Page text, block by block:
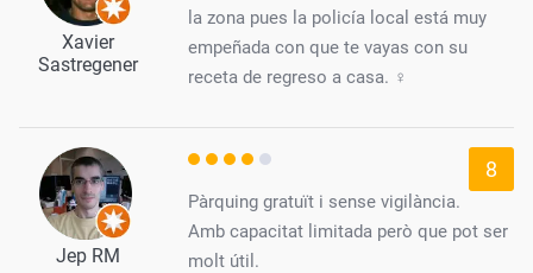
Xavier
Sastregener
la zona pues la policía local está muy
empeñada con que te vayas con su
receta de regreso a casa. ‍♀️
Jep RM
8
Pàrquing gratuït i sense vigilància.
Amb capacitat limitada però que pot ser
molt útil.